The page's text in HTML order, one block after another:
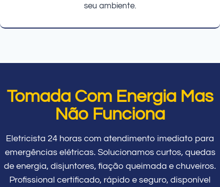
seu ambiente.
Tomada Com Energia Mas
Não Funciona
Eletricista 24 horas com atendimento imediato para
emergências elétricas. Solucionamos curtos, quedas
de energia, disjuntores, fiação queimada e chuveiros.
Profissional certificado, rápido e seguro, disponível